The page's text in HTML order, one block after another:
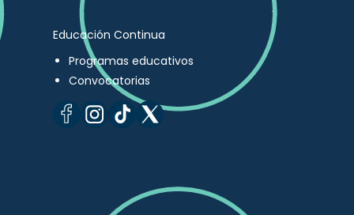
Educación Continua
Programas educativos
Convocatorias